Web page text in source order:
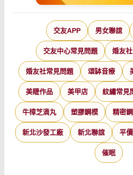
交友APP 男女聯誼
交友中心常見問題 婚友社
婚友社常見問題 頌缽音療
美睫作品 美甲店 紋繡常見
牛樟芝滴丸 塑膠鋼模 精密
新北沙發工廠 新北聯誼 平
催眠